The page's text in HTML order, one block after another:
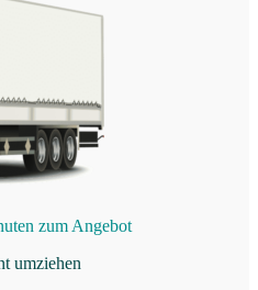
zum Angebot
umziehen